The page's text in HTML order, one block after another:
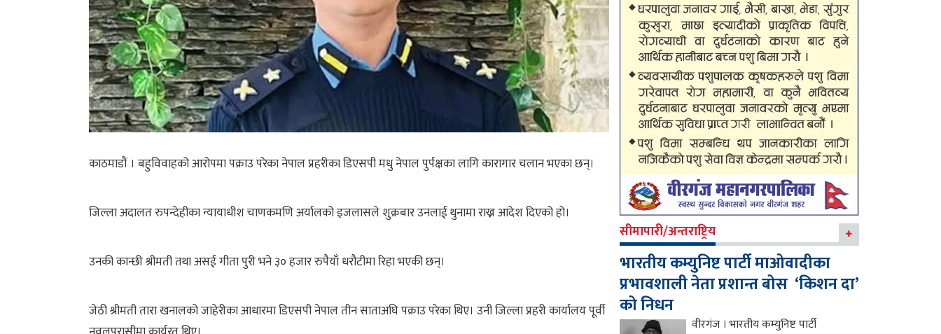
काठमाडौं । बहुविवाहको आरोपमा पक्राउ परेका नेपाल प्रहरीका डिएसपी मधु नेपाल पुर्पक्षका लागि कारागार चलान भएका छन्।
जिल्ला अदालत रुपन्देहीका न्यायाधीश चाणकमणि अर्यालको इजलासले शुक्रबार उनलाई थुनामा राख्न आदेश दिएको हो।
उनकी कान्छी श्रीमती तथा असई गीता पुरी भने ३० हजार रुपैयाँ धरौटीमा रिहा भएकी छन्।
जेठी श्रीमती तारा खनालको जाहेरीका आधारमा डिएसपी नेपाल तीन साताअघि पक्राउ परेका थिए। उनी जिल्ला प्रहरी कार्यालय पूर्वी
सीमापारी/अन्तराष्ट्रिय
भारतीय कम्युनिष्ट पार्टी माओवादीका
प्रभावशाली नेता प्रशान्त बोस ‘किशन दा’
को निधन
वीरगंज । भारतीय कम्युनिष्ट पार्टी